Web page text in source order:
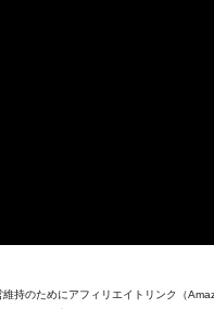
維持のためにアフィリエイトリンク（